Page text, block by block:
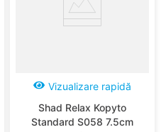
Vizualizare rapidă
Shad Relax Kopyto
Standard S058 7.5cm